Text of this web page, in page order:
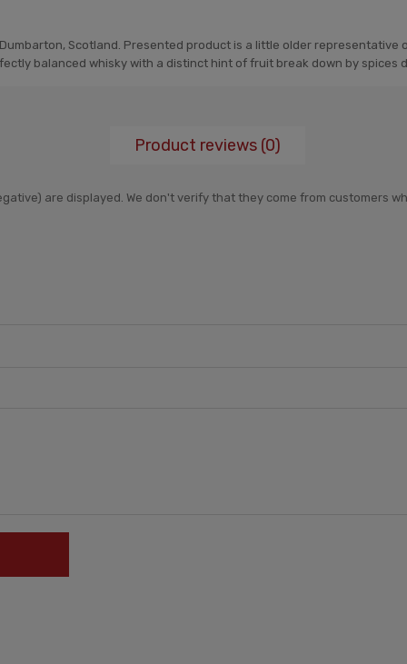
Scotland. Presented product is a little older
balanced whisky with a distinct hint of fruit break down by spices
Product reviews (0)
are displayed. We don't verify that they come from customers